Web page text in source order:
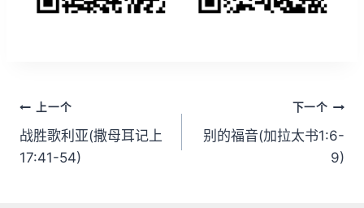
文
章
导
上一个
战胜歌利亚(撒母耳记上
17:41-54)
下一个
别的福音(加拉太书1:6-
9)